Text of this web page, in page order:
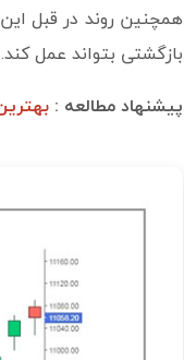
همچنین روند در قبل
بازگشتی بتواند عمل کند.
پیشنهاد مطالعه :